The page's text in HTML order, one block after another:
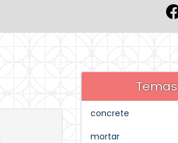
Temas
concrete
mortar